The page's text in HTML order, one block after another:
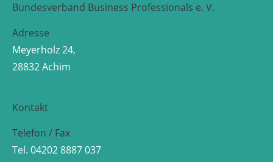
Bundesverband Business Professionals e. V.
Adresse
Meyerholz 24,
28832 Achim
Kontakt
Telefon / Fax
Tel. 04202 8887 037